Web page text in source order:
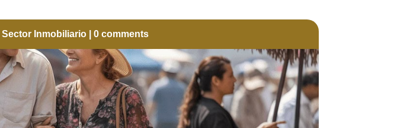
Sector Inmobiliario 0 comments